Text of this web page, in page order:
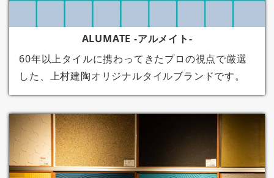
ALUMATE -アルメイト-
60年以上タイルに携わってきたプロの視点で厳選
した、上村建陶オリジナルタイルブランドです。